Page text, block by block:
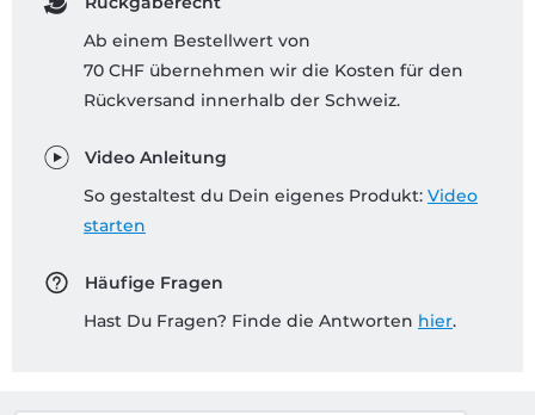
Ab einem Bestellwert von
70 CHF übernehmen wir die Kosten für den
Rückversand innerhalb der Schweiz.
Video Anleitung
So gestaltest du Dein eigenes Produkt: Video
starten
Häufige Fragen
Hast Du Fragen? Finde die Antworten hier.